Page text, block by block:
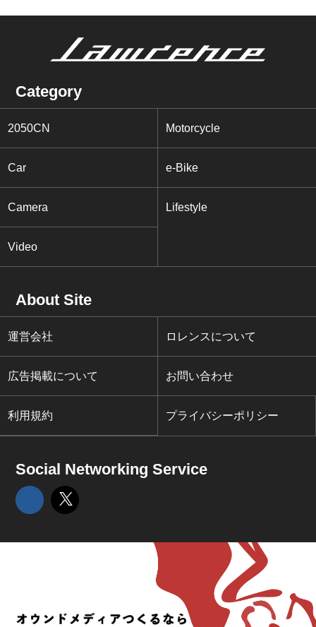
Category
2050CN Motorcycle
Car e-Bike
Camera Lifestyle
Video
About Site
運営会社 ロレンスについて
広告掲載について お問い合わせ
利用規約 プライバシーポリシー
Social Networking Service